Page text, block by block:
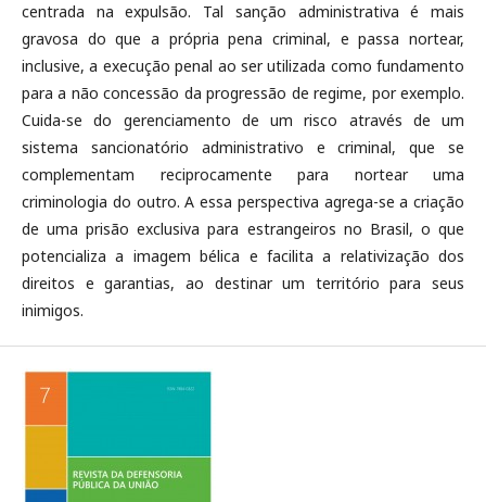
centrada na expulsão. Tal sanção administrativa é mais
gravosa do que a própria pena criminal, e passa nortear,
inclusive, a execução penal ao ser utilizada como fundamento
para a não concessão da progressão de regime, por exemplo.
Cuida-se do gerenciamento de um risco através de um
sistema sancionatório administrativo e criminal, que se
complementam reciprocamente para nortear uma
criminologia do outro. A essa perspectiva agrega-se a criação
de uma prisão exclusiva para estrangeiros no Brasil, o que
potencializa a imagem bélica e facilita a relativização dos
direitos e garantias, ao destinar um território para seus
inimigos.